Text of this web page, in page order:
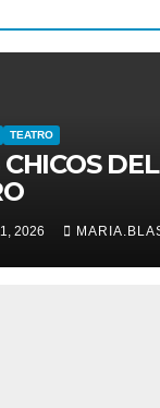
TEATRO
CHICOS DEL
2026